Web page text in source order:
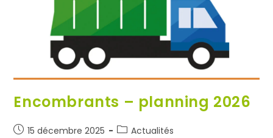
Encombrants – planning 2026
15 décembre 2025 Actualités